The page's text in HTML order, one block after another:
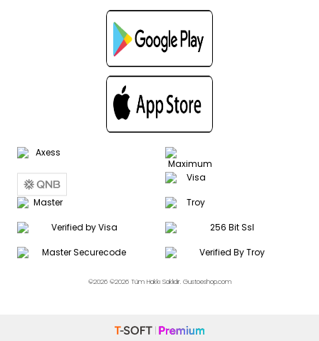
©2026 ©2026 Tüm Hakkı Saklıdır. Gustoeshop.com